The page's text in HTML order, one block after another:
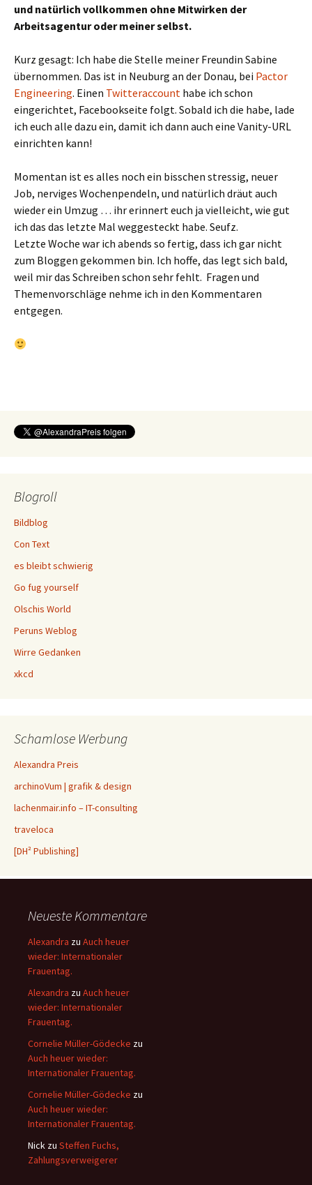
und natürlich vollkommen ohne Mitwirken der
Arbeitsagentur oder meiner selbst.
Kurz gesagt: Ich habe die Stelle meiner Freundin Sabine
übernommen. Das ist in Neuburg an der Donau, bei Pactor
Engineering. Einen Twitteraccount habe ich schon
eingerichtet, Facebookseite folgt. Sobald ich die habe, lade
ich euch alle dazu ein, damit ich dann auch eine Vanity-URL
einrichten kann!
Momentan ist es alles noch ein bisschen stressig, neuer
Job, nerviges Wochenpendeln, und natürlich dräut auch
wieder ein Umzug … ihr erinnert euch ja vielleicht, wie gut
ich das das letzte Mal weggesteckt habe. Seufz.
Letzte Woche war ich abends so fertig, dass ich gar nicht
zum Bloggen gekommen bin. Ich hoffe, das legt sich bald,
weil mir das Schreiben schon sehr fehlt. Fragen und
Themenvorschläge nehme ich in den Kommentaren
entgegen.
Blogroll
Bildblog
Con Text
es bleibt schwierig
Go fug yourself
Olschis World
Peruns Weblog
Wirre Gedanken
xkcd
Schamlose Werbung
Alexandra Preis
archinoVum | grafik & design
lachenmair.info – IT-consulting
traveloca
[DH² Publishing]
Neueste Kommentare
Alexandra zu Auch heuer
wieder: Internationaler
Frauentag.
Alexandra zu Auch heuer
wieder: Internationaler
Frauentag.
Cornelie Müller-Gödecke zu
Auch heuer wieder:
Internationaler Frauentag.
Cornelie Müller-Gödecke zu
Auch heuer wieder:
Internationaler Frauentag.
Nick zu Steffen Fuchs,
Zahlungsverweigerer